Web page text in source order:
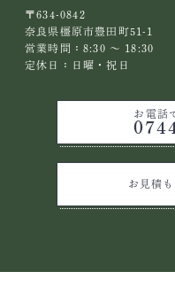
〒634-0842
奈良県橿原市豊田町51-1
営業時間：8:30 ～ 18:30
定休日：日曜・祝日
お電話
お見積